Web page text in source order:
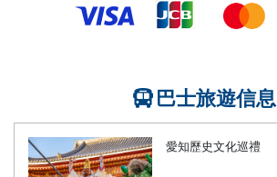
巴士旅遊信息
愛知歷史文化巡禮